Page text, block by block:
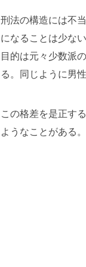
刑法の構造には不
になることは少な
目的は元々少数派
る。同じように男
この格差を是正す
ようなことがある